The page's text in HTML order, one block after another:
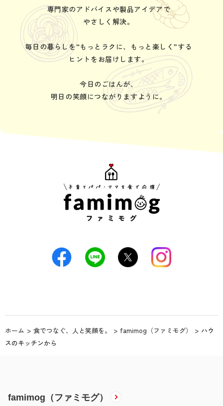
専門家のアドバイスや製品アイデアで
やさしく解決。
毎日の暮らしを“もっとラクに、もっと楽しく”する
ヒントをお届けします。
今日のごはんが、
明日の笑顔につながりますように。
ホーム 食でつなぐ、人と笑顔を。 famimog（ファミモグ）
ハウ
スのキッチンから
famimog（ファミモグ）